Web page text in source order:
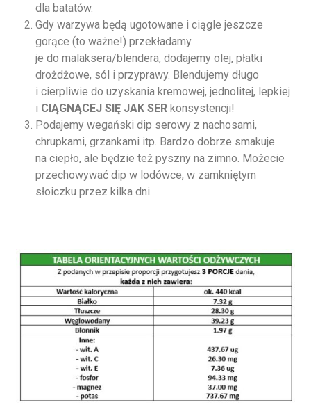
dla batatów.
Gdy warzywa będą ugotowane i ciągle jeszcze
gorące (to ważne!) przekładamy
je do malaksera/blendera, dodajemy olej, płatki
drożdżowe, sól i przyprawy. Blendujemy długo
i cierpliwie do uzyskania kremowej, jednolitej, lepkiej
i CIĄGNĄCEJ SIĘ JAK SER konsystencji!
Podajemy wegański dip serowy z nachosami,
chrupkami, grzankami itp. Bardzo dobrze smakuje
na ciepło, ale będzie też pyszny na zimno. Możecie
przechowywać dip w lodówce, w zamkniętym
słoiczku przez kilka dni.